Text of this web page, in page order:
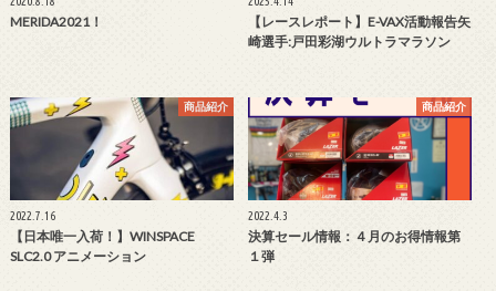
MERIDA2021！
【レースレポート】E-VAX活動報告矢
崎選手:戸田彩湖ウルトラマラソン
商品紹介
2022.7.16
【日本唯一入荷！】WINSPACE
SLC2.0 アニメーション
商品紹介
2022.4.3
決算セール情報：４月のお得情報第
１弾